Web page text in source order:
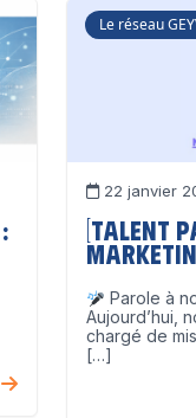
Le réseau
22 janvier
[Talent
Parole à
Aujourd’hui,
chargé de
[…]